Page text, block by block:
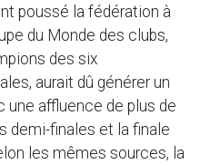
poussé la fédération à
du Monde des clubs,
des six
aurait dû générer un
une affluence de plus de
demi-finales et la finale
les mêmes sources, la